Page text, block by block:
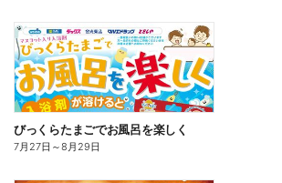
びっくらたまごでお風呂を楽しく
7月27日 ～8月29日